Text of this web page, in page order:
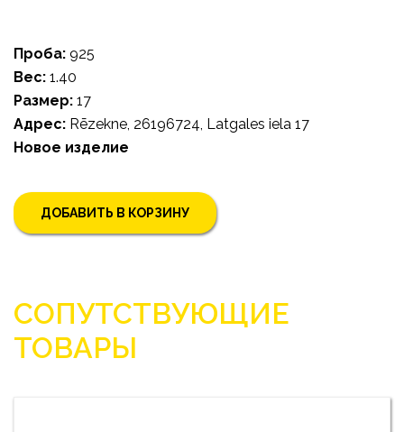
Проба: 925
Bес: 1.40
Pазмер: 17
Адрес: Rēzekne, 26196724, Latgales iela 17
Hовое изделиe
ДОБАВИТЬ В КОРЗИНУ
СОПУТСТВУЮЩИЕ
ТОВАРЫ